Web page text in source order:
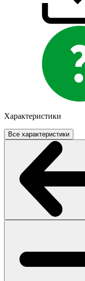
Характеристики
Все характеристики